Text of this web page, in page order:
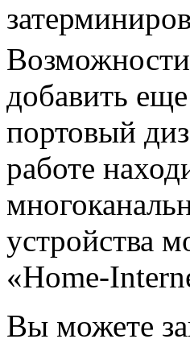
добавить
портовый
работе
устройства
«Home-
Вы можете